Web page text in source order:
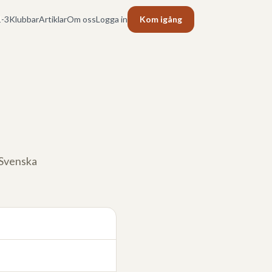
3KlubbarArtiklarOm ossLogga in Kom igång